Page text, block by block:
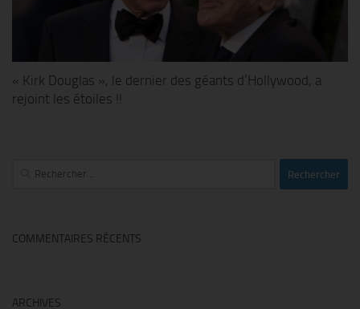
« Kirk Douglas », le dernier des géants d’Hollywood, a
rejoint les étoiles !!
Rechercher :
COMMENTAIRES RÉCENTS
ARCHIVES